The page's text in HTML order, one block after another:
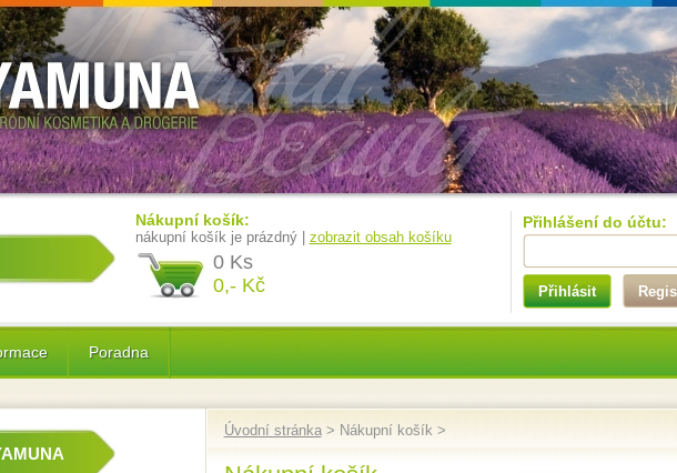
Přihlášení do účtu:
Přihlásit
Nákupní košík:
nákupní košík je prázdný | zobrazit obsah košíku
0 Ks
0,- Kč
Poradna
Úvodní stránka> Nákupní košík >